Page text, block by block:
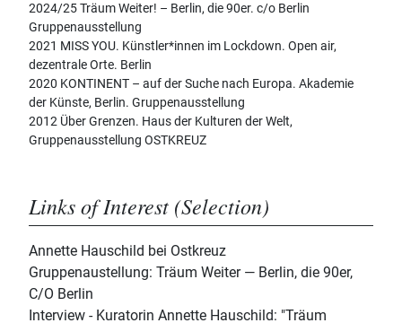
2024/25 Träum Weiter! – Berlin, die 90er. c/o Berlin
Gruppenausstellung
2021 MISS YOU. Künstler*innen im Lockdown. Open air,
dezentrale Orte. Berlin
2020 KONTINENT – auf der Suche nach Europa. Akademie
der Künste, Berlin. Gruppenausstellung
2012 Über Grenzen. Haus der Kulturen der Welt,
Gruppenausstellung OSTKREUZ
Links of Interest (Selection)
Annette Hauschild bei Ostkreuz
Gruppenaustellung: Träum Weiter — Berlin, die 90er,
C/O Berlin
Interview - Kuratorin Annette Hauschild: "Träum